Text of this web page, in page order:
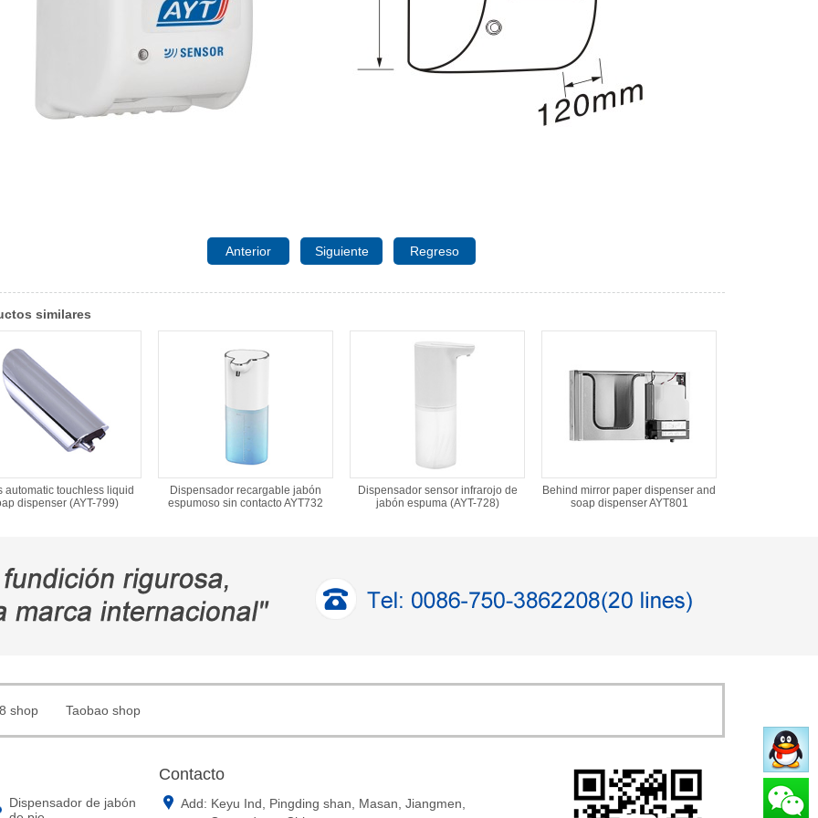
Anterior Siguiente Regreso
similares
automatic touchless liquid
dispenser (AYT-799)
Dispensador recargable jabón
espumoso sin contacto AYT732
Dispensador sensor infrarojo de
jabón espuma (AYT-728)
Behind mirror paper dispenser and
soap dispenser AYT801
shop Taobao shop
Dispensador de jabón
Contacto
Add: Keyu Ind, Pingding shan, Masan, Jiangmen,